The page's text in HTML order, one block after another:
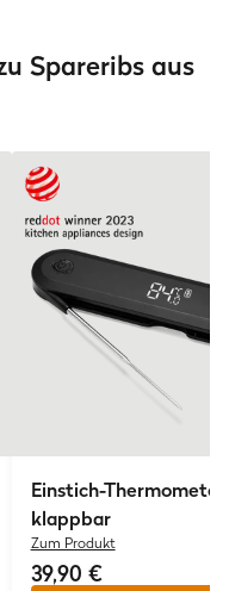
Spareribs aus
Einstich-Thermometer,
klappbar
Zum Produkt
39,90 €